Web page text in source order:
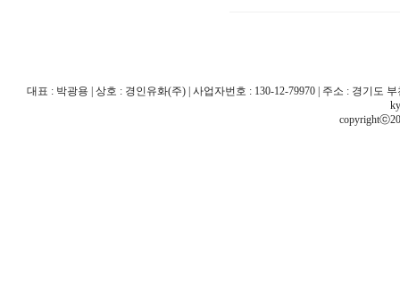
대표 : 박광용 | 상호 : 경인유화(주) | 사업자번호 : 130-12-79970 | 주소 : 경기도